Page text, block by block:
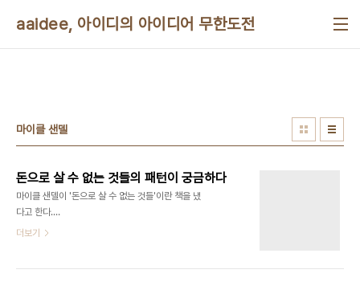
aaidee, 아이디의 아이디어 무한도전
마이클 샌델
돈으로 살 수 없는 것들의 패턴이 궁금하다
마이클 샌델이 '돈으로 살 수 없는 것들'이란 책을 냈
다고 한다.
http://www.aladin.co.kr/shop/wproduct.aspx?
더보기